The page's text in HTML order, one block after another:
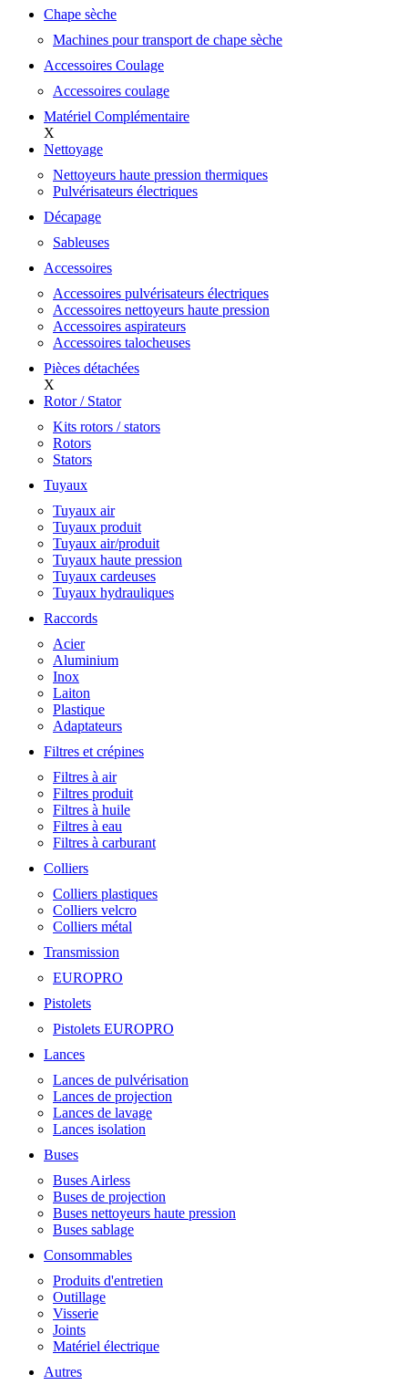
Chape sèche
Machines pour transport de chape sèche
Accessoires Coulage
Accessoires coulage
Matériel Complémentaire
X
Nettoyage
Nettoyeurs haute pression thermiques
Pulvérisateurs électriques
Décapage
Sableuses
Accessoires
Accessoires pulvérisateurs électriques
Accessoires nettoyeurs haute pression
Accessoires aspirateurs
Accessoires talocheuses
Pièces détachées
X
Rotor / Stator
Kits rotors / stators
Rotors
Stators
Tuyaux
Tuyaux air
Tuyaux produit
Tuyaux air/produit
Tuyaux haute pression
Tuyaux cardeuses
Tuyaux hydrauliques
Raccords
Acier
Aluminium
Inox
Laiton
Plastique
Adaptateurs
Filtres et crépines
Filtres à air
Filtres produit
Filtres à huile
Filtres à eau
Filtres à carburant
Colliers
Colliers plastiques
Colliers velcro
Colliers métal
Transmission
EUROPRO
Pistolets
Pistolets EUROPRO
Lances
Lances de pulvérisation
Lances de projection
Lances de lavage
Lances isolation
Buses
Buses Airless
Buses de projection
Buses nettoyeurs haute pression
Buses sablage
Consommables
Produits d'entretien
Outillage
Visserie
Joints
Matériel électrique
Autres